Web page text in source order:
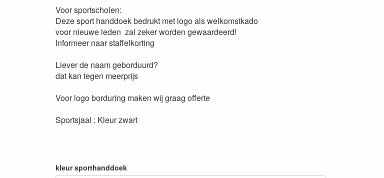
Voor sportscholen:
Deze sport handdoek bedrukt met logo als welkomstkado
voor nieuwe leden zal zeker worden gewaardeerd!
Informeer naar staffelkorting
Liever de naam geborduurd?
dat kan tegen meerprijs
Voor logo borduring maken wij graag offerte
Sportsjaal : Kleur zwart
kleur sporthanddoek